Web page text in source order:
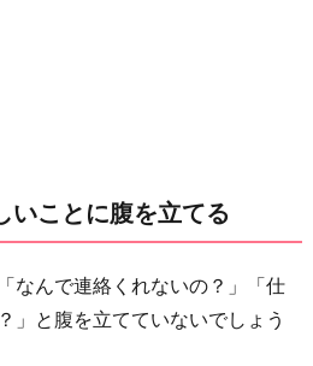
いことに腹を立てる
なんで連絡くれないの？」「仕
」と腹を立てていないでしょう